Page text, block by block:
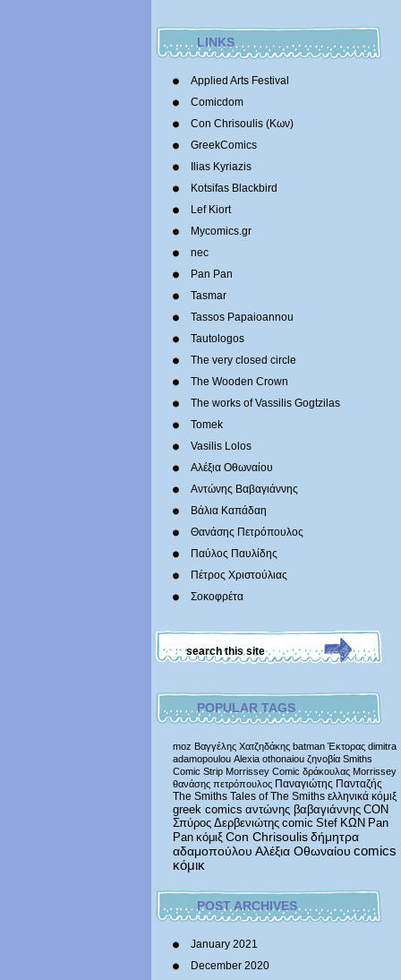
LINKS
Applied Arts Festival
Comicdom
Con Chrisoulis (Κων)
GreekComics
Ilias Kyriazis
Kotsifas Blackbird
Lef Kiort
Mycomics.gr
nec
Pan Pan
Tasmar
Tassos Papaioannou
Tautologos
The very closed circle
The Wooden Crown
The works of Vassilis Gogtzilas
Tomek
Vasilis Lolos
Αλέξια Οθωναίου
Αντώνης Βαβαγιάννης
Βάλια Καπάδαη
Θανάσης Πετρόπουλος
Παύλος Παυλίδης
Πέτρος Χριστούλιας
Σοκοφρέτα
POPULAR TAGS
moz Βαγγέλης Χατζηδάκης batman Έκτορας dimitra
adamopoulou Alexia othonaiou ζηνοβία Smiths
Comic Strip Morrissey Comic δράκουλας Morrissey
θανάσης πετρόπουλος Παναγιώτης Πανταζής
The Smiths Tales of The Smiths ελληνικά κόμιξ
greek comics αντώνης βαβαγιάννης CON
Σπύρος Δερβενιώτης comic Stef ΚΩΝ Pan
Pan κόμιξ Con Chrisoulis δήμητρα
αδαμοπούλου Αλέξια Οθωναίου comics
κόμικ
POST ARCHIVES
January 2021
December 2020